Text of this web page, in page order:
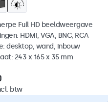
Full HD beeldweergave
HDMI, VGA, BNC, RCA
desktop, wand, inbouw
243 x 165 x 35 mm
btw